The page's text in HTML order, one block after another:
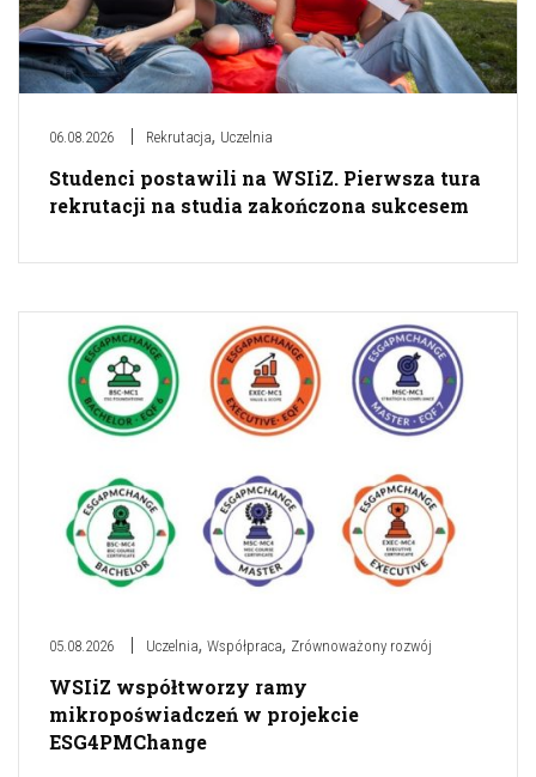
06.08.2026 Rekrutacja, Uczelnia
Studenci postawili na WSIiZ. Pierwsza tura
rekrutacji na studia zakończona sukcesem
05.08.2026 Uczelnia, Współpraca, Zrównoważony rozwój
WSIiZ współtworzy ramy
mikropoświadczeń w projekcie
ESG4PMChange